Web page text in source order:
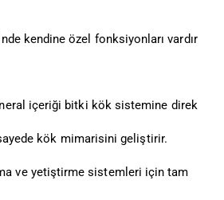
kendine özel fonksiyonları vardır
içeriği bitki kök sistemine direk
sayede kök mimarisini geliştirir.
ve yetiştirme sistemleri için tam